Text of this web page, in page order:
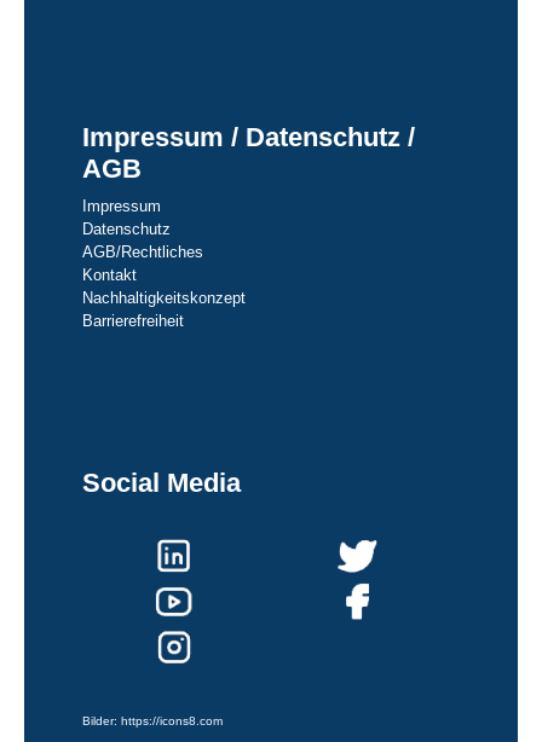
Impressum / Datenschutz /
AGB
Impressum
Datenschutz
AGB/Rechtliches
Kontakt
Nachhaltigkeitskonzept
Barrierefreiheit
Social Media
Bilder: https://icons8.com